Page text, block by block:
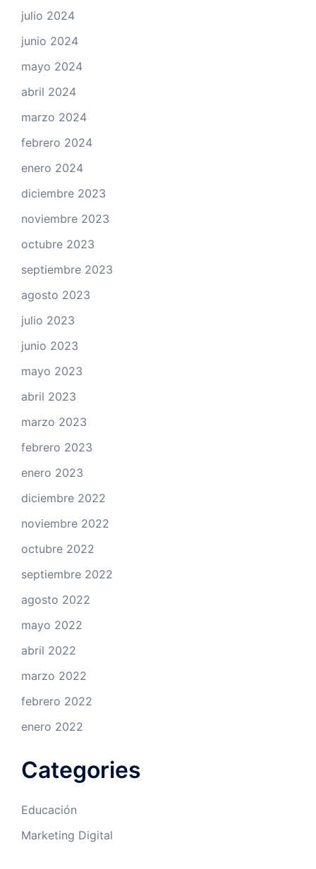
julio 2024
junio 2024
mayo 2024
abril 2024
marzo 2024
febrero 2024
enero 2024
diciembre 2023
noviembre 2023
octubre 2023
septiembre 2023
agosto 2023
julio 2023
junio 2023
mayo 2023
abril 2023
marzo 2023
febrero 2023
enero 2023
diciembre 2022
noviembre 2022
octubre 2022
septiembre 2022
agosto 2022
mayo 2022
abril 2022
marzo 2022
febrero 2022
enero 2022
Categories
Educación
Marketing Digital